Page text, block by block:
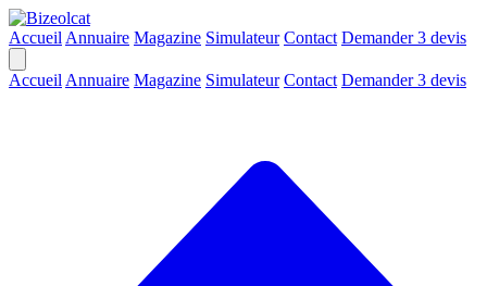
Accueil Annuaire Magazine Simulateur Contact Demander 3 devis
Accueil Annuaire Magazine Simulateur Contact Demander 3 devis